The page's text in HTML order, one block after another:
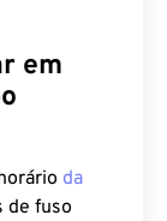
em
da
de fuso